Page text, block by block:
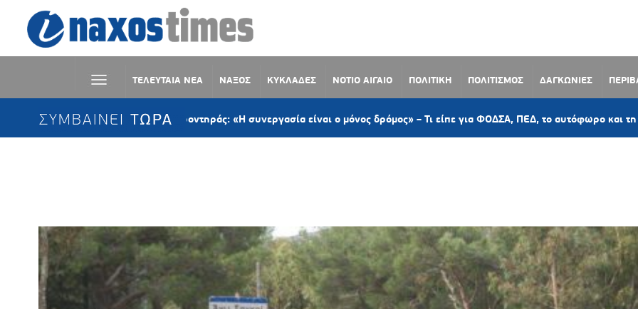
ΤΕΛΕΥΤΑΙΑ ΝΕΑ ΝΑΞΟΣ ΚΥΚΛΑΔΕΣ ΝΟΤΙΟ ΑΙΓΑΙΟ ΠΟΛΙΤΙΚΗ ΠΟΛΙΤΙΣΜΟΣ ΔΑΓΚΩΝΙΕΣ
ΣΥΜΒΑΙΝΕΙ ΤΩΡΑ
Παναγιώτης Κροντηράς: «Η συνεργασία είναι ο μόνος δρόμος» – Τι είπε για ΦΟΔΣΑ, ΠΕΔ, το αυτόφωρο και τη